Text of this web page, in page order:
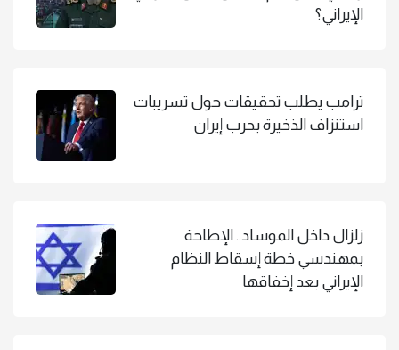
الإيراني؟
ترامب يطلب تحقيقات حول تسريبات
استنزاف الذخيرة بحرب إيران
زلزال داخل الموساد.. الإطاحة
بمهندسي خطة إسقاط النظام
الإيراني بعد إخفاقها